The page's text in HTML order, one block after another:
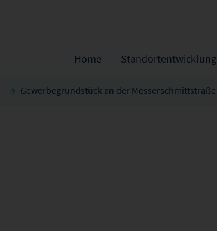
Home Standortentwicklung
Gewerbegrundstück an der Messerschmittstraße